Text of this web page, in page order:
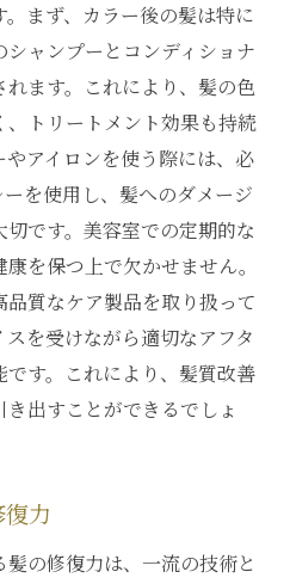
まず、カラー後の髪は特に
ャンプーとコンディショナ
ます。これにより、髪の色
トリートメント効果も持続
アイロンを使う際には、必
を使用し、髪へのダメージ
です。美容室での定期的な
を保つ上で欠かせません。
質なケア製品を取り扱って
を受けながら適切なアフタ
す。これにより、髪質改善
出すことができるでしょ
力
の修復力は、一流の技術と